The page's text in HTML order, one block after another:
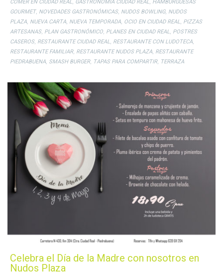
COMER EN CIUDAD REAL, GASTRONOMÍA CIUDAD REAL, HAMBURGUESAS
GOURMET, NOVEDADES GASTRONÓMICAS, NUDOS BOWLING, NUDOS
PLAZA, NUEVA CARTA, NUEVA TEMPORADA, OCIO EN CIUDAD REAL, PIZZAS
ARTESANAS, PLAN GASTRONÓMICO, PLANES EN CIUDAD REAL, POSTRES
CASEROS, RESTAURANTE CIUDAD REAL, RESTAURANTE CON LUDOTECA,
RESTAURANTE FAMILIAR, RESTAURANTE NUDOS PLAZA, RESTAURANTE
PIEDRABUENA, SMASH BURGER, TAPAS PARA COMPARTIR, TERRAZA
Celebra el Día de la Madre con nosotros en
Nudos Plaza